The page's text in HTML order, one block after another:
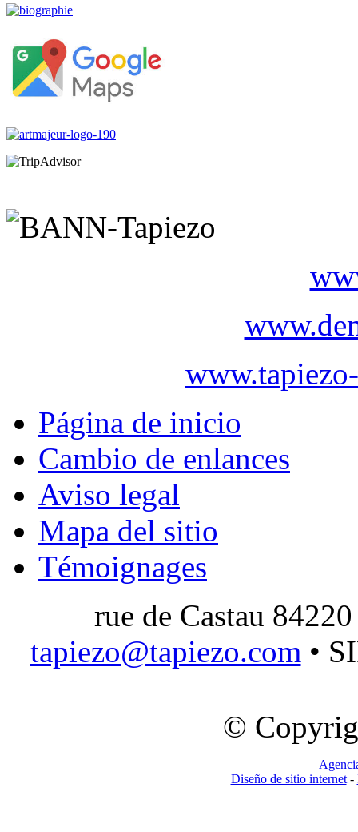
Página de inicio
Cambio de enlances
Aviso legal
Mapa del sitio
Témoignages
rue de Castau
tapiezo@tapiezo.com •
©
Diseño de sitio internet-